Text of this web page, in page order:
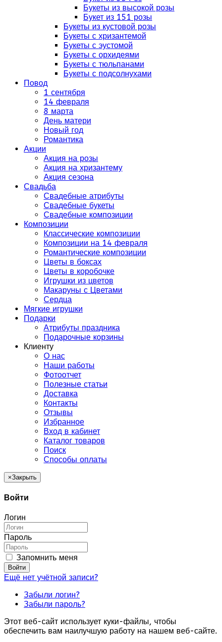
Букеты из высокой розы
Букет из 151 розы
Букеты из кустовой розы
Букеты с хризантемой
Букеты с эустомой
Букеты с орхидеями
Букеты с тюльпанами
Букеты с подсолнухами
Повод
1 сентября
14 февраля
8 марта
День матери
Новый год
Романтика
Акции
Акция на розы
Акция на хризантему
Акция сезона
Свадьба
Свадебные атрибуты
Свадебные букеты
Свадебные композиции
Композиции
Классические композиции
Композиции на 14 февраля
Романтические композиции
Цветы в боксах
Цветы в коробочке
Игрушки из цветов
Макаруны с Цветами
Сердца
Мягкие игрушки
Подарки
Атрибуты праздника
Подарочные корзины
Клиенту
О нас
Наши работы
Фотоотчет
Полезные статьи
Доставка
Контакты
Отзывы
Избранное
Вход в кабинет
Каталог товаров
Поиск
Способы оплаты
×Закрыть
Войти
Логин
Пароль
Запомнить меня
Войти
Ещё нет учётной записи?
Забыли логин?
Забыли пароль?
Этот веб-сайт использует куки-файлы, чтобы
обеспечить вам наилучшую работу на нашем веб-сайте.